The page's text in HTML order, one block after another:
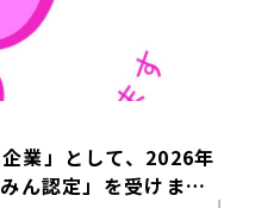
業」として、2026年
ん認定」を受けまし